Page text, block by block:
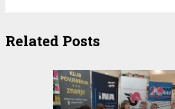
Related Posts